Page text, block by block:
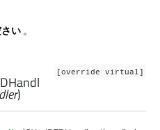
い。
[override virtual]
)